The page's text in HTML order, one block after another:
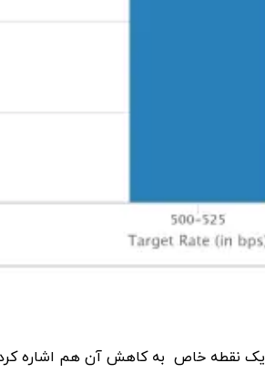
یک نقطه خاص به کاهش آن هم اشاره